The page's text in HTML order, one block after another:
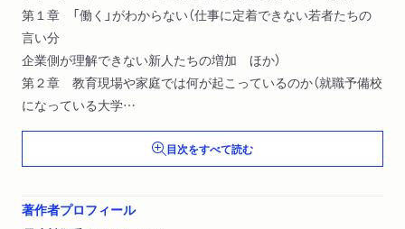
第１章 「働く」がわからない（仕事に定着できない若者たちの
言い分
企業側が理解できない新人たちの増加 ほか）
第２章 教育現場や家庭では何が起こっているのか（就職予備校
になっている大学
小学校・中学校・高校でやっていること ほか）
第３章 社会に適応できる、自立した人間になるために必要な
こと（「自立する」とはどういう意味か
第４章 自分の特性を理解すれば、道はきっと開ける（第一章に
目次をすべて読む
著作者プロフィール